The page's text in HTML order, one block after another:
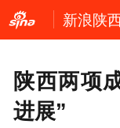
新浪陕
陕西两项
进展”